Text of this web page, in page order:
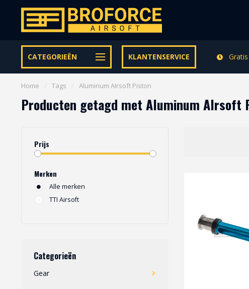
CATEGORIEËN KLANTENSERVICE
Let op onze speciale Facebook/Instagram aanbiedingen
Home Tags Aluminum AIrsoft Piston
Producten getagd met Aluminum AIrsoft
Prijs
Merken
Alle merken
TTI Airsoft
Categorieën
Gear